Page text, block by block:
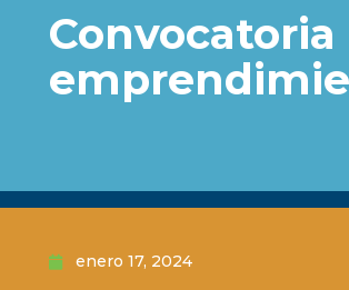
enero 17, 2024